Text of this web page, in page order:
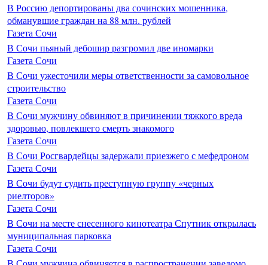
В Россию депортированы два сочинских мошенника,
обманувшие граждан на 88 млн. рублей
Газета Сочи
В Сочи пьяный дебошир разгромил две иномарки
Газета Сочи
В Сочи ужесточили меры ответственности за самовольное
строительство
Газета Сочи
В Сочи мужчину обвиняют в причинении тяжкого вреда
здоровью, повлекшего смерть знакомого
Газета Сочи
В Сочи Росгвардейцы задержали приезжего с мефедроном
Газета Сочи
В Сочи будут судить преступную группу «черных
риелторов»
Газета Сочи
В Сочи на месте снесенного кинотеатра Спутник открылась
муниципальная парковка
Газета Сочи